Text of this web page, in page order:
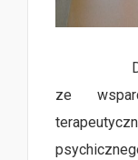
Dzieci i
ze